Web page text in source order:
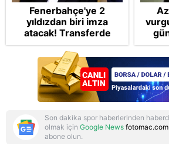
Fenerbahçe'ye 2
yıldızdan biri imza
atacak! Transferde
golcü harekatı...
Son dakika spor haberlerinden
olmak için Google News
abone olun.